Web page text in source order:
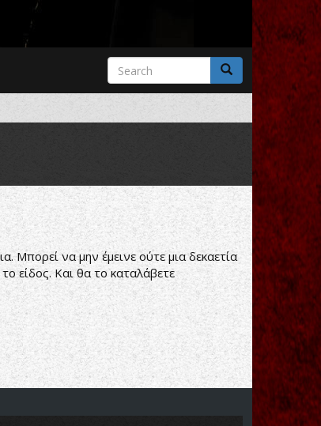
Search
form
Search
Μπορεί να μην έμεινε ούτε μια δεκαετία
είδος. Και θα το καταλάβετε